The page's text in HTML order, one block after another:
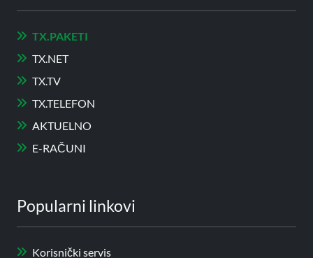
TX.PAKETI
TX.NET
TX.TV
TX.TELEFON
AKTUELNO
E-RAČUNI
Popularni linkovi
Korisnički servis